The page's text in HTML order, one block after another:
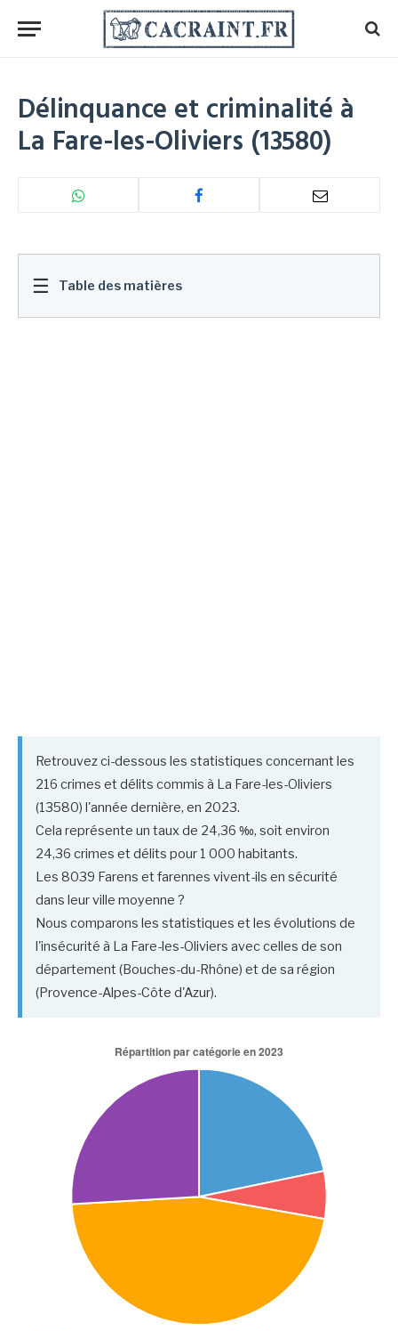
Délinquance et criminalité à
La Fare-les-Oliviers (13580)
☰ Table des matières
Retrouvez ci-dessous les statistiques concernant les
216 crimes et délits commis à La Fare-les-Oliviers
(13580) l'année dernière, en 2023.
Cela représente un taux de 24,36 ‰, soit environ
24,36 crimes et délits pour 1 000 habitants.
Les 8039 Farens et farennes vivent-ils en sécurité
dans leur ville moyenne ?
Nous comparons les statistiques et les évolutions de
l'insécurité à La Fare-les-Oliviers avec celles de son
département (Bouches-du-Rhône) et de sa région
(Provence-Alpes-Côte d'Azur).